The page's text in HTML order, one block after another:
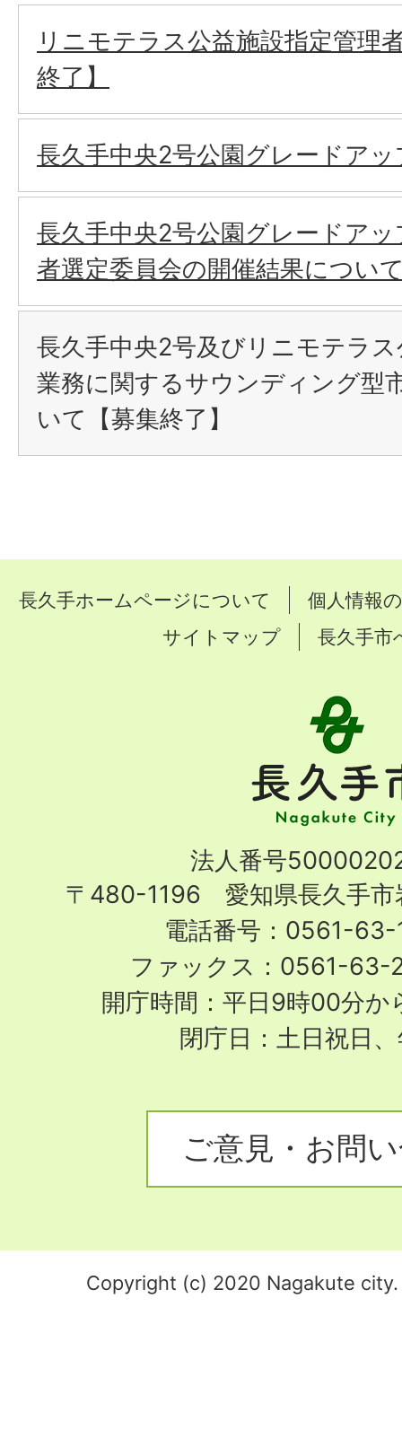
リニモテラス公益施設指定管理
終了】
長久手中央2号公園グレードアッ
長久手中央2号公園グレードア
者選定委員会の開催結果につい
長久手中央2号及びリニモテラ
業務に関するサウンディング型
いて【募集終了】
長久手ホームページについて
個人情報
サイトマップ
長久手市
手
市
City
法人番号
〒480-1196 愛知県長久手市
電話番号：0561-63-
ファックス：0561-63-
開庁時間：平日9時00分か
閉庁日：土日祝日
ご意見・お問
Copyright (c) 2020 Nagakute